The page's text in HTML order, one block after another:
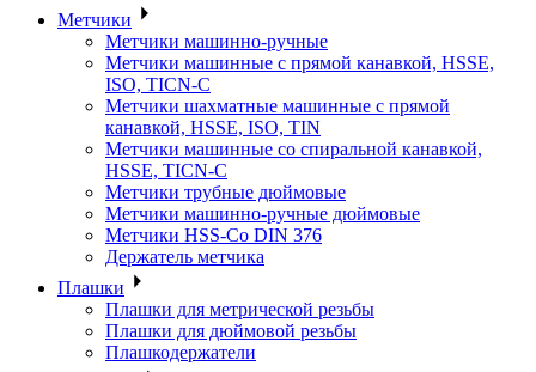
Метчики
Метчики машинно-ручные
Метчики машинные с прямой канавкой, HSSE,
ISO, TICN-C
Метчики шахматные машинные с прямой
канавкой, HSSE, ISO, TIN
Метчики машинные со спиральной канавкой,
HSSE, TICN-C
Метчики трубные дюймовые
Метчики машинно-ручные дюймовые
Метчики HSS-Co DIN 376
Держатель метчика
Плашки
Плашки для метрической резьбы
Плашки для дюймовой резьбы
Плашкодержатели